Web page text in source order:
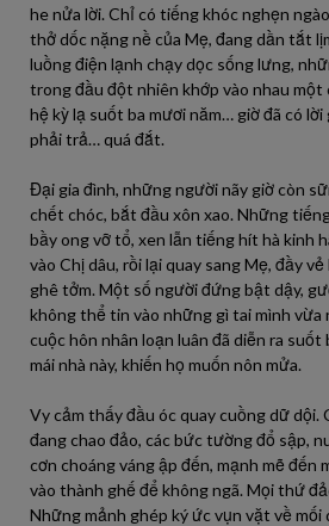
he nửa lời. Chỉ có tiếng khóc nghẹn
thở dốc nặng nề của Mẹ, đang dần tắt
luồng điện lạnh chạy dọc sống lưng,
trong đầu đột nhiên khớp vào nhau một
hệ kỳ lạ suốt ba mươi năm… giờ đã có
phải trả… quá đắt.
Đại gia đình, những người nãy giờ còn
chết chóc, bắt đầu xôn xao. Những
bầy ong vỡ tổ, xen lẫn tiếng hít hà kinh
vào Chị dâu, rồi lại quay sang Mẹ, đầy
ghê tởm. Một số người đứng bật dậy,
không thể tin vào những gì tai mình vừa
cuộc hôn nhân loạn luân đã diễn ra suốt
mái nhà này, khiến họ muốn nôn mửa.
Vy cảm thấy đầu óc quay cuồng dữ dội.
đang chao đảo, các bức tường đổ sập,
cơn choáng váng ập đến, mạnh mẽ đến
vào thành ghế để không ngã. Mọi thứ
Những mảnh ghép ký ức vụn vặt về mối